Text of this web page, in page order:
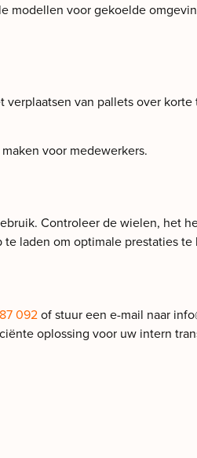
modellen voor gekoelde
van pallets over
voor medewerkers.
Controleer de wielen, het
laden om optimale prestaties te
092of stuur een e-mail naar
oplossing voor uw intern